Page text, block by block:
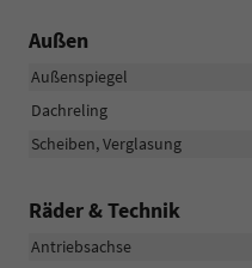
Außen
Außenspiegel
Dachreling
Scheiben, Verglasung
Räder & Technik
Antriebsachse